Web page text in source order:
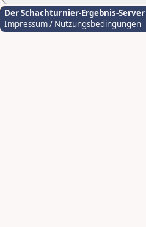
Der Schachturnier-Ergebnis-Server
Impressum / Nutzungsbedingungen